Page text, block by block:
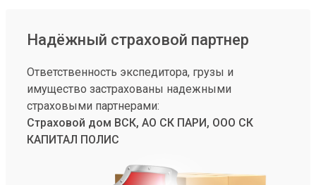
Надёжный страховой партнер
Ответственность экспедитора, грузы и
имущество застрахованы надежными
страховыми партнерами:
Страховой дом ВСК, АО СК ПАРИ, ООО СК
КАПИТАЛ ПОЛИС